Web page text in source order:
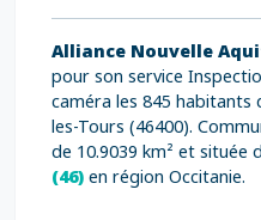
Alliance Nouvelle
pour son service
caméra les 845 habitants
les-Tours (46400).
de 10.9039 km² et située
(46) en région Occitanie.